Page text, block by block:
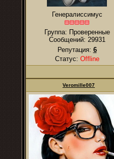
Генералиссимус
Группа: Проверенные
Сообщений: 29931
Репутация: 6
Статус: Offline
Veromille007